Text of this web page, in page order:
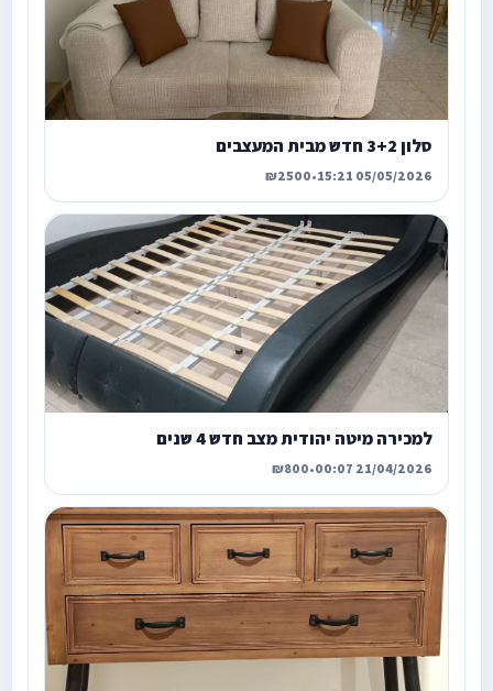
סלון 3+2 חדש מבית המעצבים
05/05/2026 15:21
•
₪2500
למכירה מיטה יהודית מצב חדש 4 שנים
21/04/2026 00:07
•
₪800